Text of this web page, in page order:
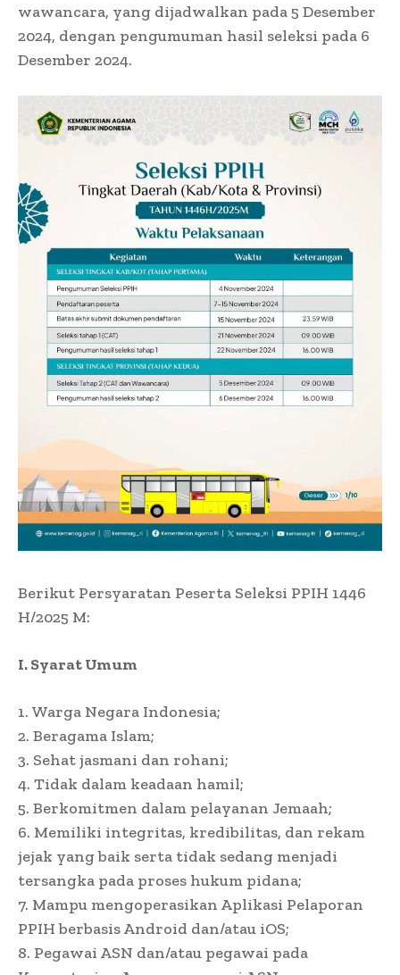
wawancara, yang dijadwalkan pada 5 Desember
2024, dengan pengumuman hasil seleksi pada 6
Desember 2024.
Berikut Persyaratan Peserta Seleksi PPIH 1446
H/2025 M:
I. Syarat Umum
1. Warga Negara Indonesia;
2. Beragama Islam;
3. Sehat jasmani dan rohani;
4. Tidak dalam keadaan hamil;
5. Berkomitmen dalam pelayanan Jemaah;
6. Memiliki integritas, kredibilitas, dan rekam
jejak yang baik serta tidak sedang menjadi
tersangka pada proses hukum pidana;
7. Mampu mengoperasikan Aplikasi Pelaporan
PPIH berbasis Android dan/atau iOS;
8. Pegawai ASN dan/atau pegawai pada